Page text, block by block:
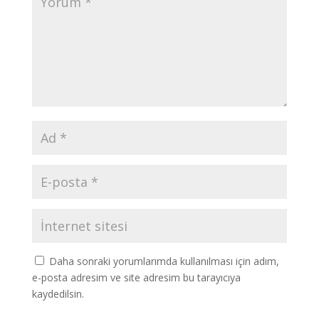
Daha sonraki yorumlarımda kullanılması için adım,
e-posta adresim ve site adresim bu tarayıcıya
kaydedilsin.